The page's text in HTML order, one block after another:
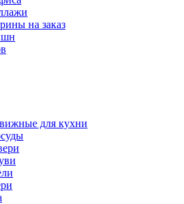
на заказ
для кухни